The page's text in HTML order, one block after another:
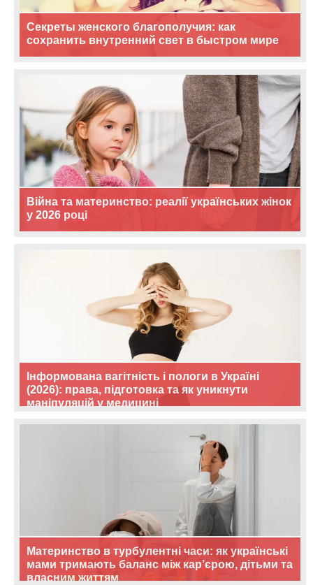
Секреты женского благополучия: как
сохранить внутренний свет в быстром мире
Війна та материнство: реалії українських жінок
у 2026 році
Інформована вагітність і пологи в Україні
(2026): права, підготовка та як уникнути
маніпуляцій у медицині
Материнство в турбулентні часи: як українські
мами тримають баланс між кар’єрою, дітьми та
власним життям